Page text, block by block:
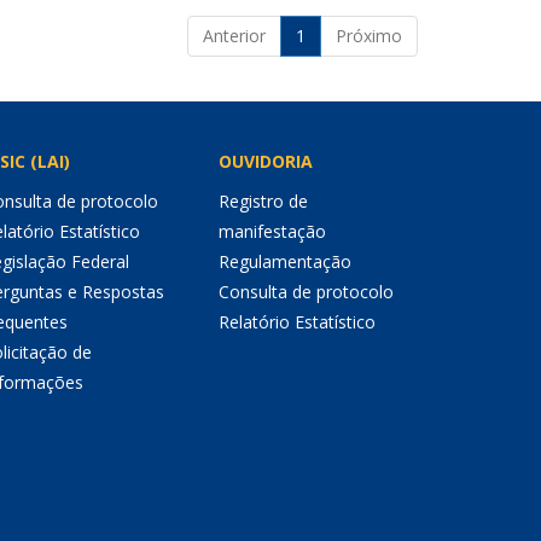
Anterior 1 Próximo
(LAI)
de protocolo
Estatístico
Federal
e Respostas
de
OUVIDORIA
Registro de
manifestação
Regulamentação
Consulta de protocolo
Relatório Estatístico